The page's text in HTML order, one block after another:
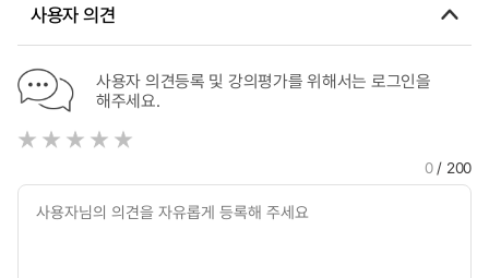
사용자 의견
사용자 의견등록 및 강의평가를 위해서는 로그인을
해주세요.
0/ 200